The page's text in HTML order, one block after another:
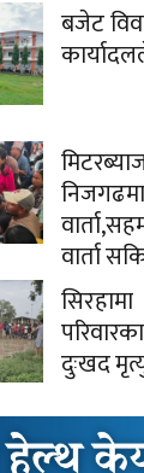
बजेट
वार्ता
दुःखद